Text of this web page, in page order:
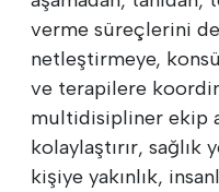
verme süreçlerini
netleştirmeye,
ve terapilere
multidisipliner ekip
kolaylaştırır,
kişiye yakınlık,